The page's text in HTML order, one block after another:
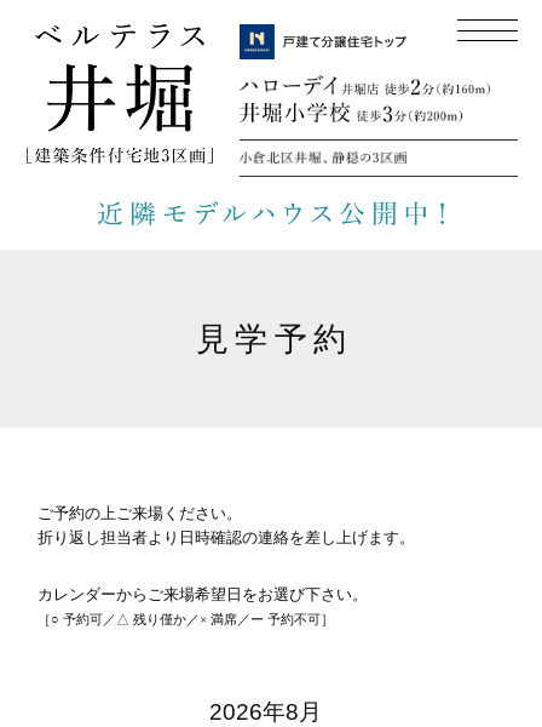
見学予約
ご予約の上ご来場ください。
折り返し担当者より日時確認の連絡を差し上げます。
カレンダーからご来場希望日をお選び下さい。
［○ 予約可／△ 残り僅か／× 満席／ー 予約不可］
2026年8月